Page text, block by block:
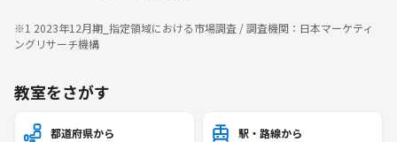
※1 2023年12月期_指定領域における市場調査 / 調査機関：日本マーケティ
ングリサーチ機構
教室をさがす
都道府県から 駅・路線から